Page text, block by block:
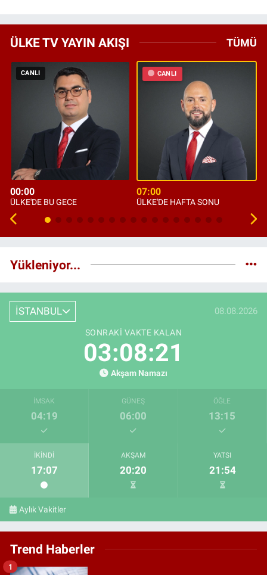
ÜLKE TV YAYIN AKIŞI TÜMÜ
CANLI
00:00
ÜLKE'DE BU GECE
CANLI
07:00
ÜLKE'DE HAFTA SONU
Yükleniyor...
İSTANBUL 08.08.2026
SONRAKI VAKTE KALAN
03:08:20
Akşam Namazı
İMSAK
04:19
GÜNEŞ
06:00
ÖĞLE
13:15
İKINDI
17:07
AKŞAM
20:20
YATSI
21:54
Aylık Vakitler
Trend Haberler
1